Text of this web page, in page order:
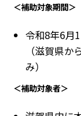
＜補助対象期間＞
令和8年6月
（滋賀県
み）
＜補助対象者＞